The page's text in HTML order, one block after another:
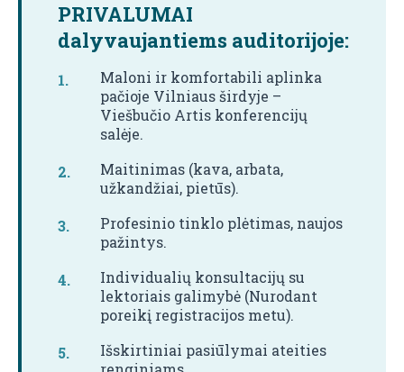
PRIVALUMAI
dalyvaujantiems auditorijoje:
Maloni ir komfortabili aplinka
pačioje Vilniaus širdyje –
Viešbučio Artis konferencijų
salėje.
Maitinimas (kava, arbata,
užkandžiai, pietūs).
Profesinio tinklo plėtimas, naujos
pažintys.
Individualių konsultacijų su
lektoriais galimybė (Nurodant
poreikį registracijos metu).
Išskirtiniai pasiūlymai ateities